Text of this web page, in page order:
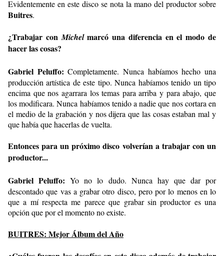
Evidentemente en este disco se nota la mano del productor sobre
Buitres.
¿Trabajar conMichelmarcó una diferencia en el modo de
hacer las cosas?
Gabriel Peluffo:Completamente. Nunca habíamos hecho una
producción artística de este tipo. Nunca habíamos tenido un tipo
encima que nos agarrara los temas para arriba y para abajo, que
los modificara. Nunca habíamos tenido a nadie que nos cortara en
el medio de la grabación y nos dijera que las cosas estaban mal y
que había que hacerlas de vuelta.
Entonces para un próximo disco volverían a trabajar con un
productor...
Gabriel Peluffo:Yo no lo dudo. Nunca hay que dar por
descontado que vas a grabar otro disco, pero por lo menos en lo
que a mí respecta me parece que grabar sin productor es una
opción que por el momento no existe.
BUITRES: Mejor Álbum del Año